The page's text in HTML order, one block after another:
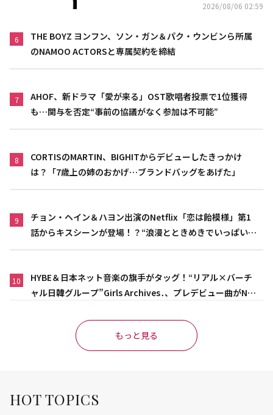
2026/08/06 02:59
6
THE BOYZ ヨンフン、ソン・ガン＆パク・ウンビンら所属
のNAMOO ACTORSと専属契約を締結
7
AHOF、新ドラマ「愛が来る」OST歌唱者投票で1位獲得
も…関与を否定“事前の協議がなく参加は不可能”
8
CORTISのMARTIN、BIGHITからデビューしたきっかけ
は？「7歳上の姉のおかげ…ブランドバッグをあげた」
9
チョン・ヘイン＆ハヨン出演のNetflix「恋は飴模様」第1
話からキスシーンが登場！？“浪漫とときめきでいっぱいの
10
HYBE＆日本ネット音楽の旗手がタッグ！“リアル×バーチ
ャル日韓グループ”Girls Archives․、プレデビュー曲がNet
もっと見る
HOT TOPICS